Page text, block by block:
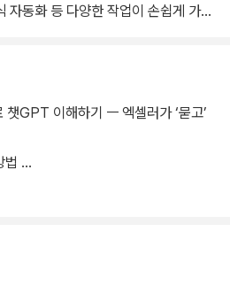
자동화 등 다양한 작업이 손쉽게 가능
어떻게 정리하고, ChatGPT에게 어
하우가 고스란히 담긴 책이다. 이 책
인공지능 시대에 한 발 앞서 나아가는
GPT 이해하기 ㅡ 엑셀러가 ‘묻고’